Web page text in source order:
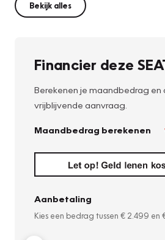
Bekijk alles
Financier deze
Berekenen je maandbedrag en
vrijblijvende aanvraag.
Maandbedrag berekenen
Aanbetaling
Kies een bedrag tussen € 2.499 en